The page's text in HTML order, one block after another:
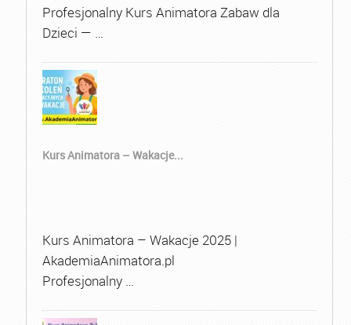
Profesjonalny Kurs Animatora Zabaw dla
Dzieci — …
Kurs Animatora – Wakacje...
Kurs Animatora – Wakacje 2025 |
AkademiaAnimatora.pl
Profesjonalny …